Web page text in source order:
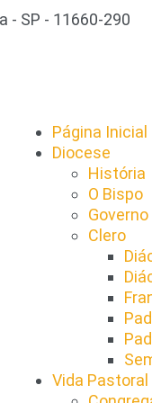
- SP - 11660-290
Página Inicial
Diocese
História
O Bispo
Clero
Vida Pastoral